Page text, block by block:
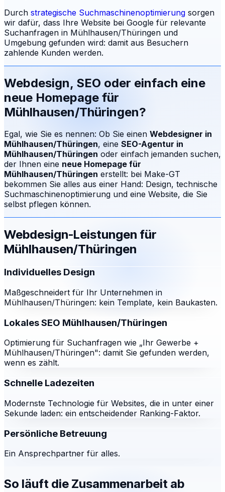
Durch strategische Suchmaschinenoptimierung sorgen
wir dafür, dass Ihre Website bei Google für relevante
Suchanfragen in Mühlhausen/Thüringen und
Umgebung gefunden wird: damit aus Besuchern
zahlende Kunden werden.
Webdesign, SEO oder einfach eine
neue Homepage für
Mühlhausen/Thüringen?
Egal, wie Sie es nennen: Ob Sie einen Webdesigner in
Mühlhausen/Thüringen, eine SEO-Agentur in
Mühlhausen/Thüringen oder einfach jemanden suchen,
der Ihnen eine neue Homepage für
Mühlhausen/Thüringen erstellt: bei Make-GT
bekommen Sie alles aus einer Hand: Design, technische
Suchmaschinenoptimierung und eine Website, die Sie
selbst pflegen können.
Webdesign-Leistungen für
Mühlhausen/Thüringen
Individuelles Design
Maßgeschneidert für Ihr Unternehmen in
Mühlhausen/Thüringen: kein Template, kein Baukasten.
Lokales SEO Mühlhausen/Thüringen
Optimierung für Suchanfragen wie „Ihr Gewerbe +
Mühlhausen/Thüringen": damit Sie gefunden werden,
wenn es zählt.
Schnelle Ladezeiten
Modernste Technologie für Websites, die in unter einer
Sekunde laden: ein entscheidender Ranking-Faktor.
Persönliche Betreuung
Ein Ansprechpartner für alles.
So läuft die Zusammenarbeit ab